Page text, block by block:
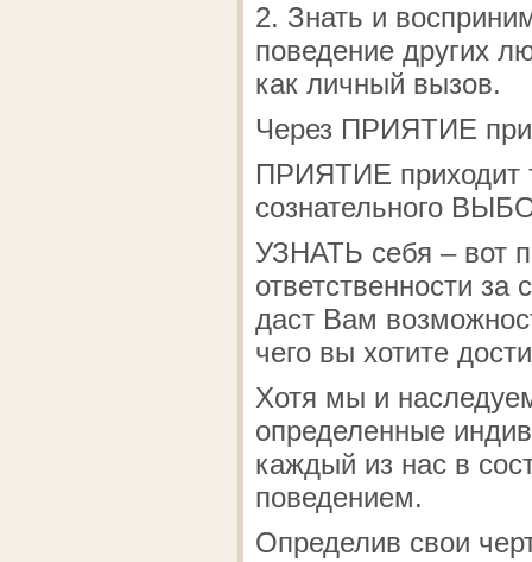
2. Знать и
поведение других
как личный вызов.
Через ПРИЯТИЕ
ПРИЯТИЕ приходит
сознательного
УЗНАТЬ себя – вот
ответственности за
даст Вам
чего вы хотите
Хотя мы и
определенные
каждый из нас в
поведением.
Определив свои